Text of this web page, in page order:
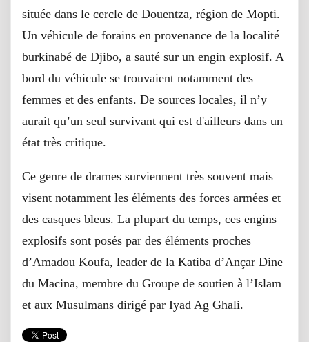
située dans le cercle de Douentza, région de Mopti.
Un véhicule de forains en provenance de la localité
burkinabé de Djibo, a sauté sur un engin explosif. A
bord du véhicule se trouvaient notamment des
femmes et des enfants. De sources locales, il n’y
aurait qu’un seul survivant qui est d'ailleurs dans un
état très critique.
Ce genre de drames surviennent très souvent mais
visent notamment les éléments des forces armées et
des casques bleus. La plupart du temps, ces engins
explosifs sont posés par des éléments proches
d’Amadou Koufa, leader de la Katiba d’Ançar Dine
du Macina, membre du Groupe de soutien à l’Islam
et aux Musulmans dirigé par Iyad Ag Ghali.